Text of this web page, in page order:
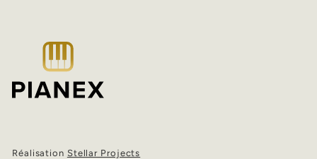
Réalisation Stellar Projects